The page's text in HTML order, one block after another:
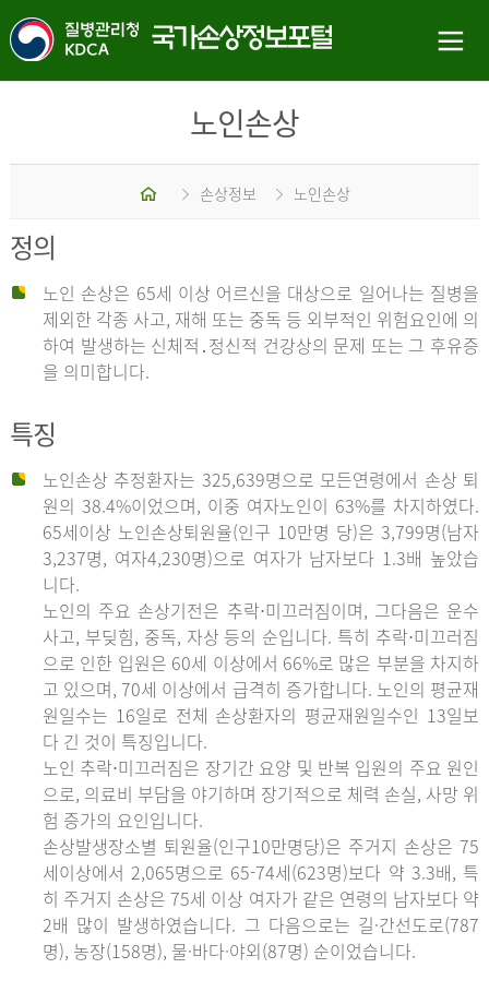
노인손상
홈 손상정보 노인손상
정의
노인 손상은 65세 이상 어르신을 대상으로 일어나는 질병을
제외한 각종 사고, 재해 또는 중독 등 외부적인 위험요인에 의
하여 발생하는 신체적․정신적 건강상의 문제 또는 그 후유증
을 의미합니다.
특징
노인손상 추정환자는 325,639명으로 모든연령에서 손상 퇴
원의 38.4%이었으며, 이중 여자노인이 63%를 차지하였다.
65세이상 노인손상퇴원율(인구 10만명 당)은 3,799명(남자
3,237명, 여자4,230명)으로 여자가 남자보다 1.3배 높았습
니다.
노인의 주요 손상기전은 추락⋅미끄러짐이며, 그다음은 운수
사고, 부딪힘, 중독, 자상 등의 순입니다. 특히 추락⋅미끄러짐
으로 인한 입원은 60세 이상에서 66%로 많은 부분을 차지하
고 있으며, 70세 이상에서 급격히 증가합니다. 노인의 평균재
원일수는 16일로 전체 손상환자의 평균재원일수인 13일보
다 긴 것이 특징입니다.
노인 추락⋅미끄러짐은 장기간 요양 및 반복 입원의 주요 원인
으로, 의료비 부담을 야기하며 장기적으로 체력 손실, 사망 위
험 증가의 요인입니다.
손상발생장소별 퇴원율(인구10만명당)은 주거지 손상은 75
세이상에서 2,065명으로 65-74세(623명)보다 약 3.3배, 특
히 주거지 손상은 75세 이상 여자가 같은 연령의 남자보다 약
2배 많이 발생하였습니다. 그 다음으로는 길·간선도로(787
명), 농장(158명), 물·바다·야외(87명) 순이었습니다.